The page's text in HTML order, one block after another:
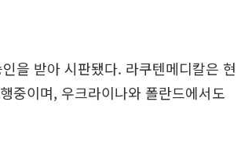
을 받아 시판됐다. 라쿠텐메디칼은 현
중이며, 우크라이나와 폴란드에서도